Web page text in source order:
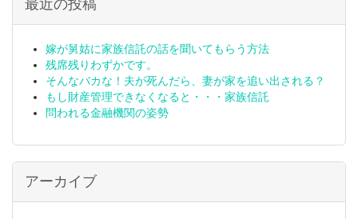
最近の投稿
嫁が舅姑に家族信託の話を聞いてもらう方法
残席残りわずかです。
そんなバカな！夫が死んだら、妻が家を追い出される？
もし財産管理できなくなると・・・家族信託
問われる金融機関の姿勢
アーカイブ